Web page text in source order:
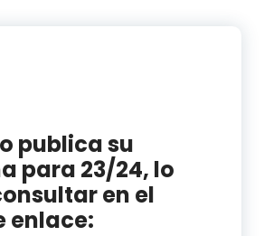
publica su
para 23/24, lo
en el
enlace: